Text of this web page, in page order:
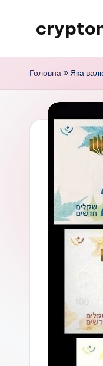
Перейти
новини
аналітика,
курси,
прогнози
Головна»Яка